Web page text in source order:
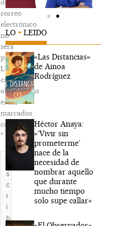
de
correo
electrónico
no
será
publicada.
Los
campos
obligatorios
están
marcados
con
*
Escribe
LO + LEIDO
«Las Distancias»
de Ainoa
Rodríguez
Héctor Anaya:
«‘Vivir sin
prometerme’
nace de la
necesidad de
nombrar aquello
que durante
mucho tiempo
solo supe callar»